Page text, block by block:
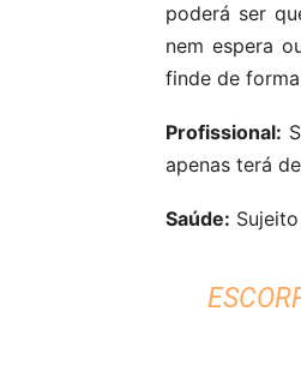
poderá ser
nem espera
finde de
Profissional:
apenas terá
Saúde: